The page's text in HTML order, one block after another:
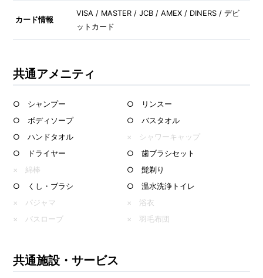
カード情報
VISA / MASTER / JCB / AMEX / DINERS / デビ
ットカード
共通アメニティ
○ シャンプー
○ リンスー
○ ボディソープ
○ バスタオル
○ ハンドタオル
× シャワーキャップ
○ ドライヤー
○ 歯ブラシセット
× 綿棒
○ 髭剃り
○ くし・ブラシ
○ 温水洗浄トイレ
× パジャマ
× 浴衣
× バスローブ
× 羽毛布団
共通施設・サービス